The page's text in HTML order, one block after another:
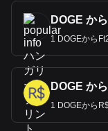
DOGE か
1 DOGEから
DOGE か
1 DOGEから